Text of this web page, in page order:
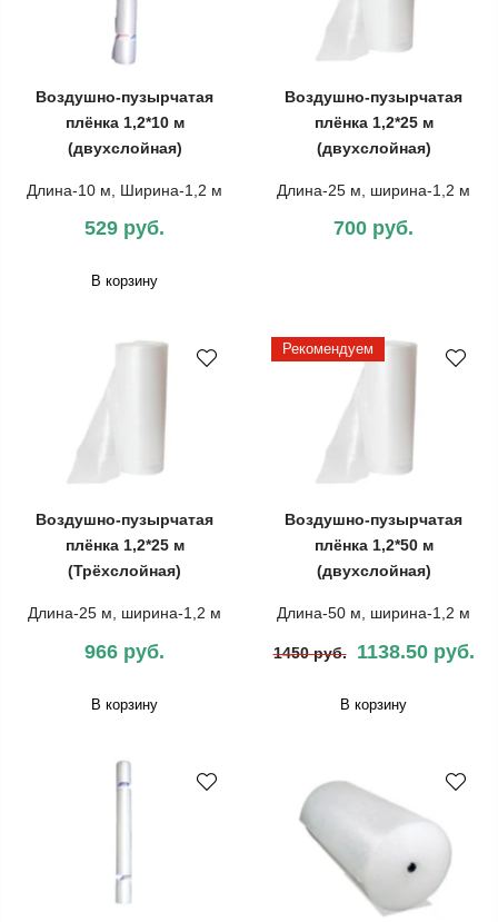
Воздушно-пузырчатая
плёнка 1,2*10 м
(двухслойная)
Длина-10 м, Ширина-1,2 м
529 руб.
В корзину
Воздушно-пузырчатая
плёнка 1,2*25 м
(двухслойная)
Длина-25 м, ширина-1,2 м
700 руб.
Воздушно-пузырчатая
плёнка 1,2*25 м
(Трёхслойная)
Длина-25 м, ширина-1,2 м
966 руб.
В корзину
Рекомендуем
Воздушно-пузырчатая
плёнка 1,2*50 м
(двухслойная)
Длина-50 м, ширина-1,2 м
1450 руб. 1138.50 руб.
В корзину